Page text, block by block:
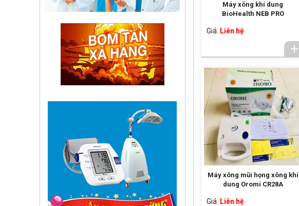
Máy xông khí dung
BioHealth NEB PRO
Giá: Liên hệ
Máy xông mũi họng xông khí
dung Oromi CR28A
Giá: Liên hệ